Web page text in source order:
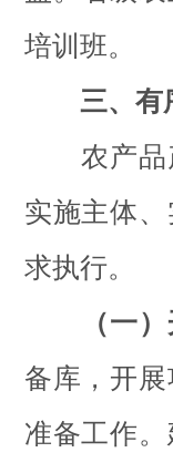
培训班。
三、有
农产品产
实施主体
求执行。
（一）
备库，开
准备工作